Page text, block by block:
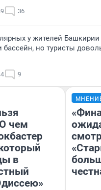
36
у жителей Башкирии
бассейн, но туристы
9
чем
в